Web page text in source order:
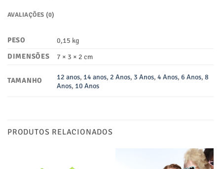
AVALIAÇÕES (0)
PESO
0,15 kg
DIMENSÕES
7 × 3 × 2 cm
TAMANHO 12 anos, 14 anos, 2 Anos, 3 Anos,4 Anos,6 Anos,8
Anos, 10 Anos
PRODUTOS RELACIONADOS